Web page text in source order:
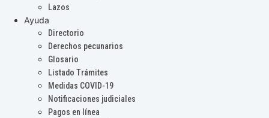
Lazos
Ayuda
Directorio
Derechos pecunarios
Glosario
Listado Trámites
Medidas COVID-19
Notificaciones judiciales
Pagos en línea